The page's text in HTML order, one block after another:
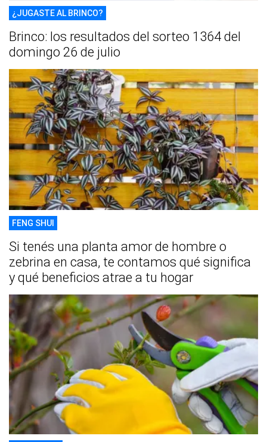
¿JUGASTE AL BRINCO?
Brinco: los resultados del sorteo 1364 del
domingo 26 de julio
FENG SHUI
Si tenés una planta amor de hombre o
zebrina en casa, te contamos qué significa
y qué beneficios atrae a tu hogar